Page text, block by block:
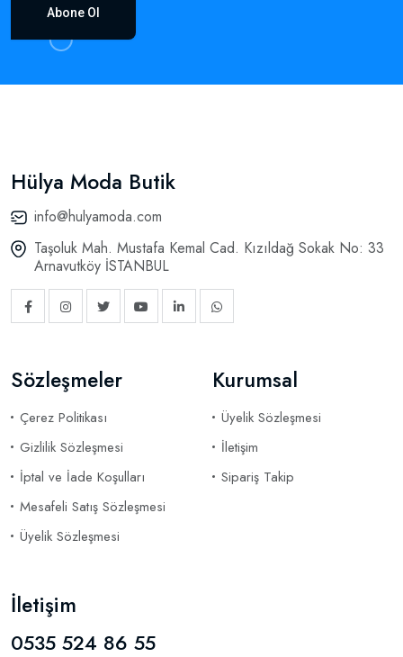
Abone Ol
Hülya Moda Butik
info@hulyamoda.com
Taşoluk Mah. Mustafa Kemal Cad. Kızıldağ Sokak No: 33
Arnavutköy İSTANBUL
Sözleşmeler
Çerez Politikası
Gizlilik Sözleşmesi
İptal ve İade Koşulları
Mesafeli Satış Sözleşmesi
Üyelik Sözleşmesi
Kurumsal
Üyelik Sözleşmesi
İletişim
Sipariş Takip
İletişim
0535 524 86 55